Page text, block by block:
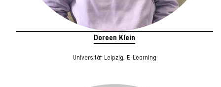
Doreen Klein
Universität Leipzig, E-Learning